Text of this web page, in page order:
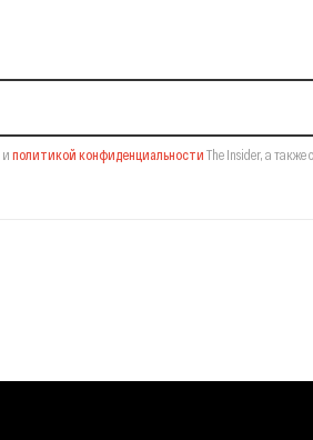
и политикой конфиденциальности The Insider, а также